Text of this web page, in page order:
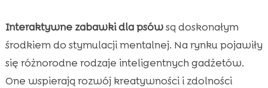
Interaktywne zabawki dla psówsą doskonałym
środkiem do stymulacji mentalnej. Na rynku pojawiły
się różnorodne rodzaje inteligentnych gadżetów.
One wspierają rozwój kreatywności i zdolności